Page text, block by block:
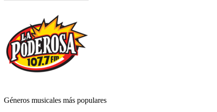
Géneros musicales más populares